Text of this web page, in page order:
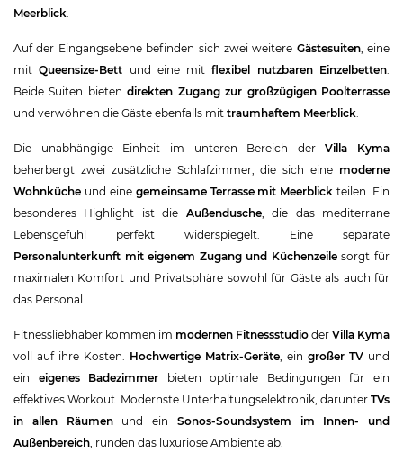
Meerblick
Auf der Eingangsebene befinden sich zwei weitere Gästesuiten, eine
mitQueensize-Bett und eine mitflexibel nutzbaren Einzelbetten
Beide Suiten bietendirekten Zugang zur großzügigen Poolterrasse
und verwöhnen die Gäste ebenfalls mit traumhaftem Meerblick
Die unabhängige Einheit im unteren Bereich derVilla Kyma
beherbergt zwei zusätzliche Schlafzimmer, die sich eine moderne
Wohnküche und eine gemeinsame Terrasse mit Meerblick teilen. Ein
besonderes Highlight ist die Außendusche, die das mediterrane
Lebensgefühl perfekt widerspiegelt. Eine separate
Personalunterkunft mit eigenem Zugang und Küchenzeilesorgt für
maximalen Komfort und Privatsphäre sowohl für Gäste als auch für
das Personal.
Fitnessliebhaber kommen im modernen Fitnessstudio der Villa Kyma
voll auf ihre Kosten. Hochwertige Matrix-Geräte , ein großer TV und
ein eigenes Badezimmer bieten optimale Bedingungen für ein
effektives Workout. Modernste Unterhaltungselektronik, darunter TVs
in allen Räumenund ein Sonos-Soundsystem im Innen- und
Außenbereich , runden das luxuriöse Ambiente ab.